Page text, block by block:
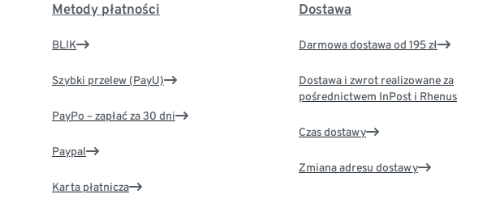
Metody płatności
BLIK
Szybki przelew (PayU)
PayPo – zapłać za 30 dni
Paypal
Karta płatnicza
Dostawa
Darmowa dostawa od 195 zł
Dostawa i zwrot realizowane za
pośrednictwem InPost i Rhenus
Czas dostawy
Zmiana adresu dostawy